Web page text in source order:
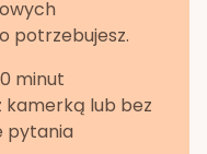
potrzebujesz.
minut
lub bez
pytania